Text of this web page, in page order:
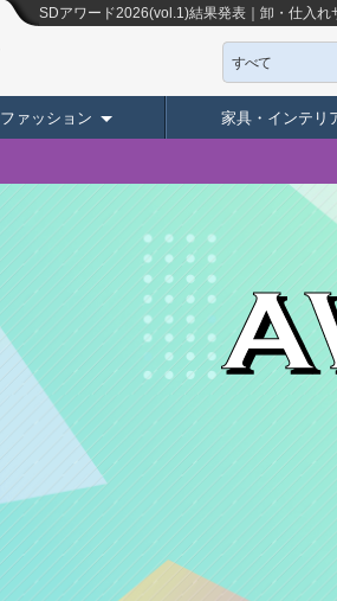
SDアワード2026(vol.1)結果発表｜卸・仕入れ
すべて
ファッション 家具・インテリ